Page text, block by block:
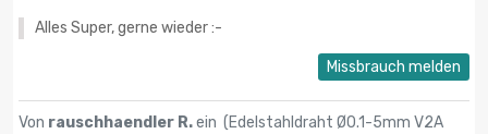
Alles Super, gerne wieder :-
Missbrauch melden
Von rauschhaendler R.ein (Edelstahldraht Ø0.1-5mm V2A